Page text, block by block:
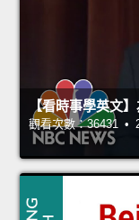
【看時事學英文
觀看次數：36431 •